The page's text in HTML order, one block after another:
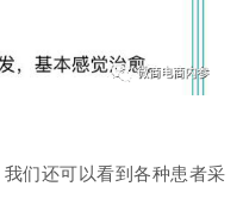
们还可以看到各种患者采